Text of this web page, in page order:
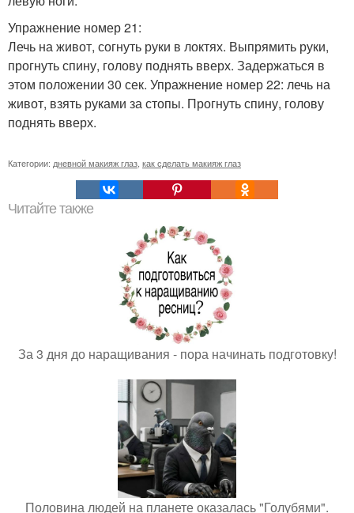
Упражнение номер 21:
Лечь на живот, согнуть руки в локтях. Выпрямить руки,
прогнуть спину, голову поднять вверх. Задержаться в
этом положении 30 сек. Упражнение номер 22: лечь на
живот, взять руками за стопы. Прогнуть спину, голову
поднять вверх.
Категории: дневной макияж глаз, как сделать макияж глаз
Читайте также
За 3 дня до наращивания - пора начинать подготовку!
Половина людей на планете оказалась "Голубями".